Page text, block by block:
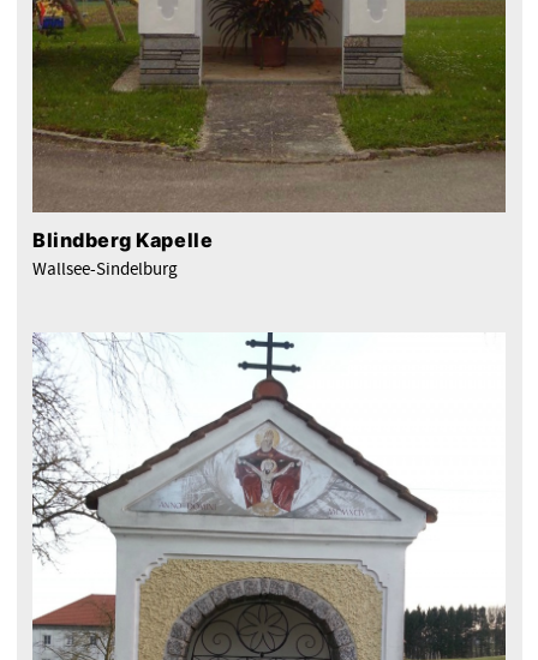
Blindberg Kapelle
Wallsee-Sindelburg